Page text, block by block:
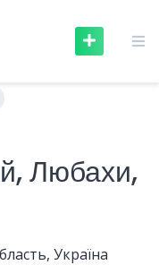
Любахи,
Україна